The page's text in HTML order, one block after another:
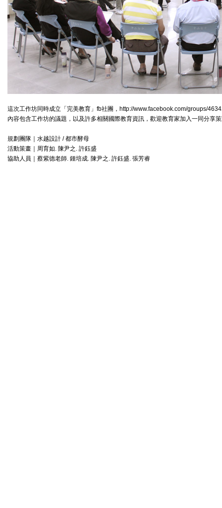
這次工作坊同時成立「完美教育」fb社團，http://www.facebook.com/groups/
內容包含工作坊的議題，以及許多相關國際教育資訊，歡迎教育家加入一同分享
規劃團隊｜水越設計 / 都市酵母
活動策畫｜周育如. 陳尹之. 許鈺盛
協助人員｜蔡紫德老師. 鍾培成. 陳尹之. 許鈺盛. 張芳睿